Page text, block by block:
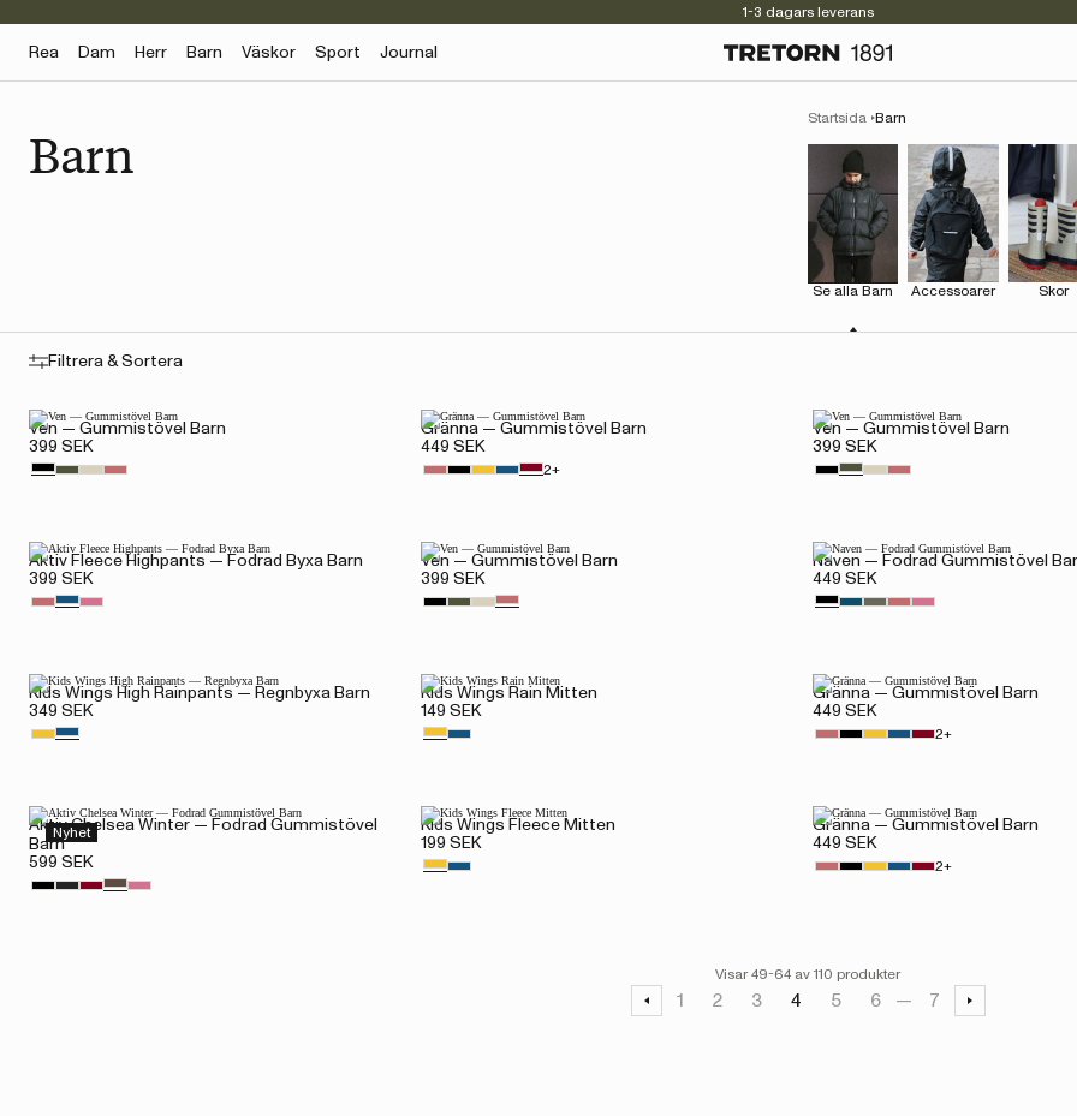
1-3 dagars leverans
Rea Dam Herr Barn Väskor Sport Journal
Barn
Startsida Barn
Se alla Barn Accessoarer Skor
Filtrera & Sortera
Ven — Gummistövel Barn
399 SEK
Gränna — Gummistövel Barn
449 SEK
2+
Ven — Gummistövel Barn
399 SEK
Aktiv Fleece Highpants — Fodrad Byxa Barn
399 SEK
Ven — Gummistövel Barn
399 SEK
Naven — Fodrad Gummistövel
449 SEK
Kids Wings High Rainpants — Regnbyxa Barn
349 SEK
Kids Wings Rain Mitten
149 SEK
Gränna — Gummistövel Barn
449 SEK
2+
Nyhet
Aktiv Chelsea Winter — Fodrad Gummistövel
Barn
599 SEK
Kids Wings Fleece Mitten
199 SEK
Gränna — Gummistövel Barn
449 SEK
2+
Visar 49-64 av 110 produkter
1 2 3 4 5 6 7